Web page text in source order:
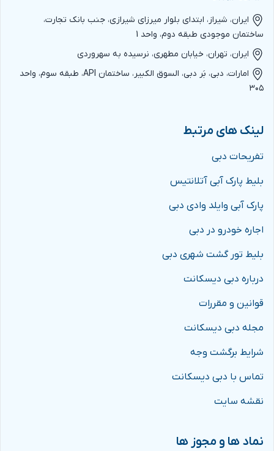
ایران، شیراز، ابتدای بلوار میرزای شیرازی، جنب بانک تجارت،
ساختمان موجودی طبقه دوم، واحد 1
ایران، تهران، خیابان مطهری، نرسیده به سهروردی
امارات، دبی، بَر دبی، السوق الکبیر، ساختمان API، طبقه سوم، واحد
۳۰۵
لینک های مرتبط
تفریحات دبی
بلیط پارک آبی آتلانتیس
پارک آبی وایلد وادی دبی
اجاره خودرو در دبی
بلیط تور گشت شهری دبی
درباره دبی دیسکانت
قوانین و مقررات
مجله دبی دیسکانت
شرایط برگشت وجه
تماس با دبی دیسکانت
نقشه سایت
نماد ها و مجوز ها